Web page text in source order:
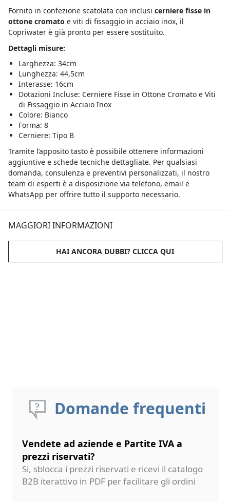
Fornito in confezione scatolata con inclusi cerniere fisse in
ottone cromato e viti di fissaggio in acciaio inox, il
Copriwater è già pronto per essere sostituito.
Dettagli misure:
Larghezza: 34cm
Lunghezza: 44,5cm
Interasse: 16cm
Dotazioni Incluse: Cerniere Fisse in Ottone Cromato e Viti
di Fissaggio in Acciaio Inox
Colore: Bianco
Forma: 8
Cerniere: Tipo B
Tramite l’apposito tasto è possibile ottenere informazioni
aggiuntive e schede tecniche dettagliate. Per qualsiasi
domanda, consulenza e preventivi personalizzati, il nostro
team di esperti è a disposizione via telefono, email e
WhatsApp per offrire tutto il supporto necessario.
MAGGIORI INFORMAZIONI
HAI ANCORA DUBBI? CLICCA QUI
Domande frequenti
Vendete ad aziende e Partite IVA a
prezzi riservati?
Si, sblocca i prezzi riservati e ricevi il catalogo
B2B iterattivo in PDF per facilitare gli ordini